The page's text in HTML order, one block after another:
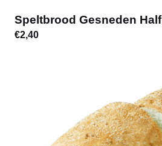
Speltbrood Gesneden Half
€2,40